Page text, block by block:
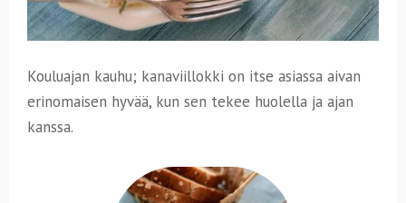
Kouluajan kauhu; kanaviillokki on itse asiassa aivan
erinomaisen hyvää, kun sen tekee huolella ja ajan
kanssa.